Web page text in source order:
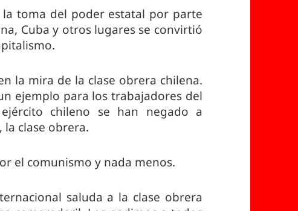
toma del poder estatal por parte
Cuba y otros lugares se convirtió
la mira de la clase obrera chilena.
ejemplo para los trabajadores del
chileno se han negado a
la clase obrera.
el comunismo y nada menos.
saluda a la clase obrera